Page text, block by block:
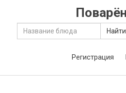
Найти
Регистрация